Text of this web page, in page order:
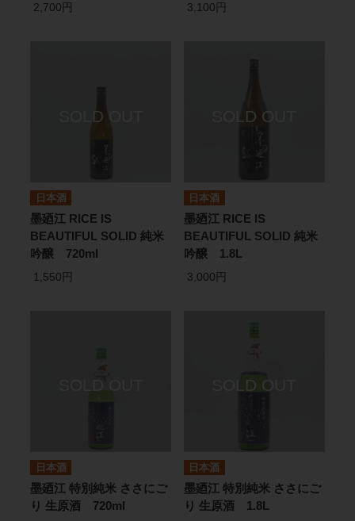
2,700円 3,100円
日本酒
墨廼江 RICE IS
BEAUTIFUL SOLID 純米
吟醸 720ml
1,550円
日本酒
墨廼江 RICE IS
BEAUTIFUL SOLID 純米
吟醸 1.8L
3,000円
日本酒
墨廼江 特別純米 ささにご
り 生原酒 720ml
日本酒
墨廼江 特別純米 ささにご
り 生原酒 1.8L